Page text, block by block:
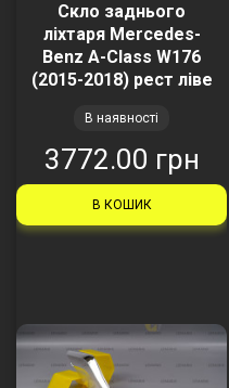
Скло заднього
ліхтаря Mercedes-
Benz A-Class W176
(2015-2018) рест ліве
В наявності
3772.00 грн
В КОШИК